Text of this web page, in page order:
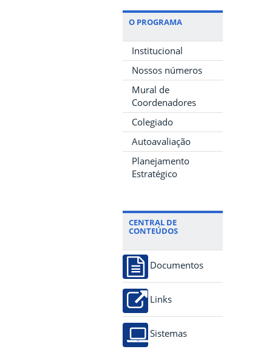
O PROGRAMA
Institucional
Nossos números
Mural de
Coordenadores
Colegiado
Autoavaliação
Planejamento
Estratégico
CENTRAL DE
CONTEÚDOS
Documentos
Links
Sistemas